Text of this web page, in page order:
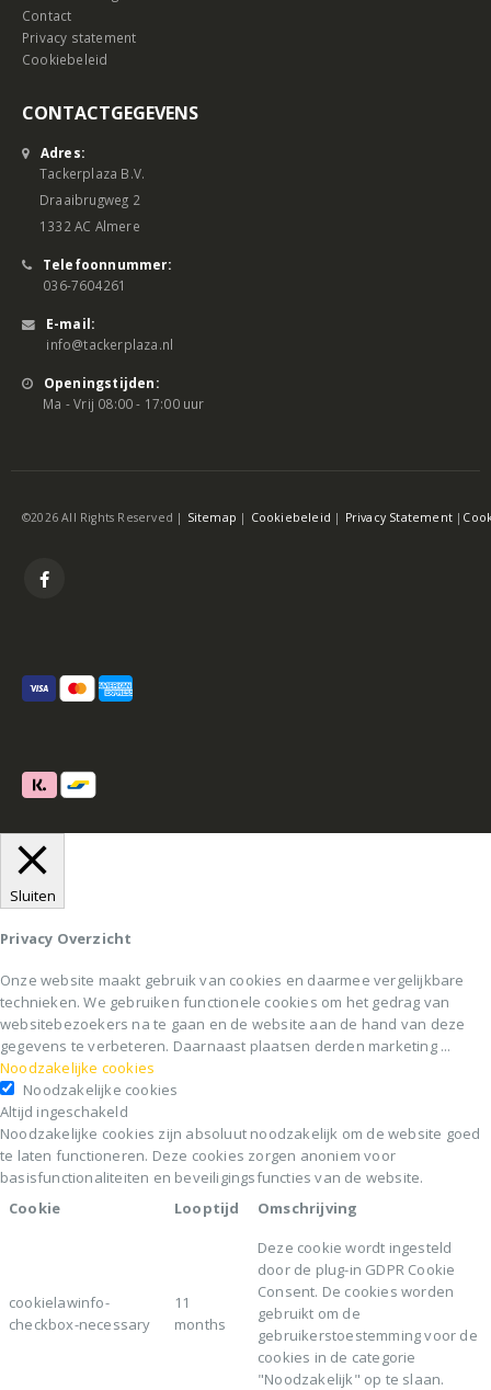
Contact
Privacy statement
Cookiebeleid
CONTACTGEGEVENS
Adres:
Tackerplaza B.V.
Draaibrugweg 2
1332 AC Almere
Telefoonnummer:
036-7604261
E-mail:
info@tackerplaza.nl
Openingstijden:
Ma - Vrij 08:00 - 17:00 uur
©2026 All Rights Reserved | Sitemap | Cookiebeleid | Privacy Statement |
Sluiten
Privacy Overzicht
Onze website maakt gebruik van cookies en daarmee vergelijkbare
technieken. We gebruiken functionele cookies om het gedrag van
websitebezoekers na te gaan en de website aan de hand van deze
gegevens te verbeteren. Daarnaast plaatsen derden marketing ...
Noodzakelijke cookies
Noodzakelijke cookies
Altijd ingeschakeld
Noodzakelijke cookies zijn absoluut noodzakelijk om de website goed
te laten functioneren. Deze cookies zorgen anoniem voor
basisfunctionaliteiten en beveiligingsfuncties van de website.
Cookie
Looptijd Omschrijving
cookielawinfo-
checkbox-necessary
11
months
Deze cookie wordt ingesteld
door de plug-in GDPR Cookie
Consent. De cookies worden
gebruikt om de
gebruikerstoestemming voor de
cookies in de categorie
"Noodzakelijk" op te slaan.